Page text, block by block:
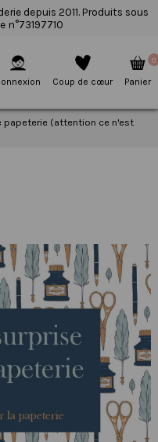
depuis 2011. Produits sous
n°73197710
Coup de cœur
0
Panier
papeterie (attention ce n'est